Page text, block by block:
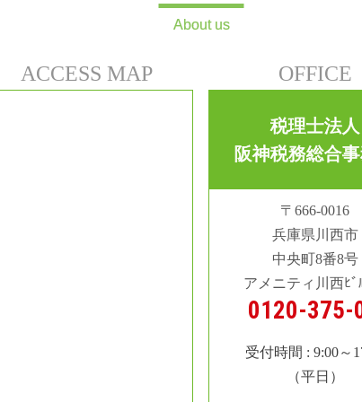
About us
ACCESS MAP OFFICE
税理士法人
阪神税務総合
〒666-0016
兵庫県川西市
中央町8番8号
アメニティ川西ﾋﾞ
0120-375-
受付時間 : 9:00～
（平日）